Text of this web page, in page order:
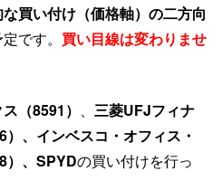
買い付け（価格軸）の二方向
です。 買い目線は変わりませ
（8591） 、 三菱UFJフィナ
、 インベスコ・オフィス・
）、SPYDの買い付けを行っ